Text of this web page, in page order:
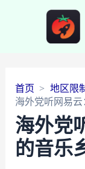
首页
地区限
海外党听网易
海外党
的音乐